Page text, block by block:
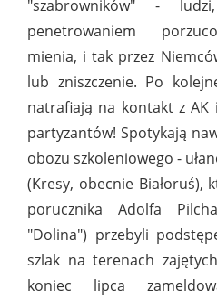
"szabrowników" -
penetrowaniem
mienia, i tak przez
lub zniszczenie. Po
natrafiają na kontakt z
partyzantów! Spotykają
obozu szkoleniowego -
(Kresy, obecnie Białoruś),
porucznika Adolfa
"Dolina") przebyli
szlak na terenach
koniec lipca